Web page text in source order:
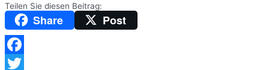
Teilen Sie diesen Beitrag:
Share Post
Facebook